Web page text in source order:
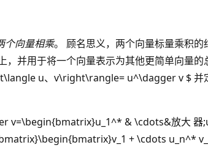
个向量相乘。 顾名思义，两个向量标量乘积的
，并用于将一个向量表示为其他更简单向量的
u、v\right\rangle= u^\dagger v $ 并
& \cdots&放大 器
+ \cdots u_n^*